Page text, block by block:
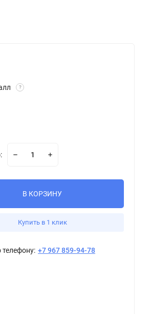
?
В КОРЗИНУ
Купить в 1 клик
телефону: +7 967 859-94-78